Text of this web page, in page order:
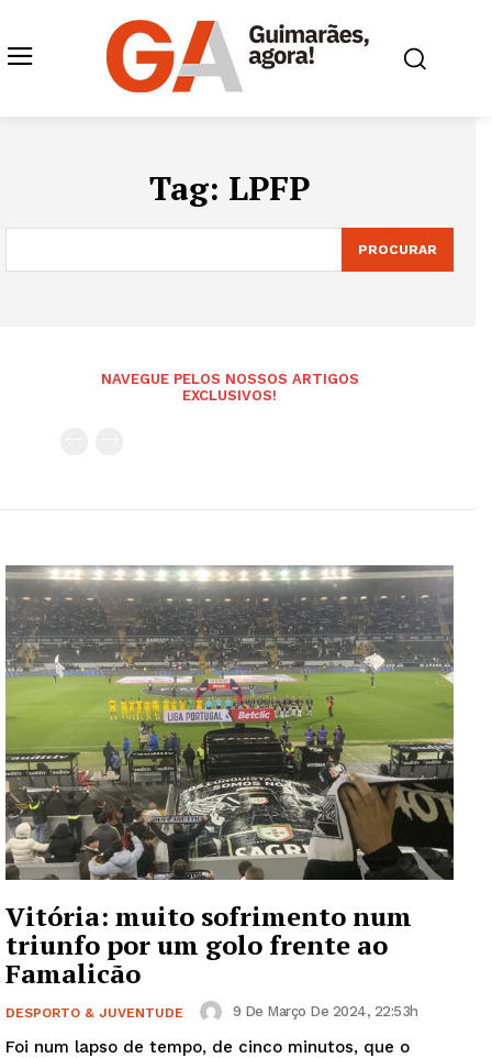
Tag: LPFP
PROCURAR
NAVEGUE PELOS NOSSOS ARTIGOS
EXCLUSIVOS!
Vitória: muito sofrimento num
triunfo por um golo frente ao
Famalicão
DESPORTO & JUVENTUDE 9 De Março De 2024, 22:53h
Foi num lapso de tempo, de cinco minutos, que o